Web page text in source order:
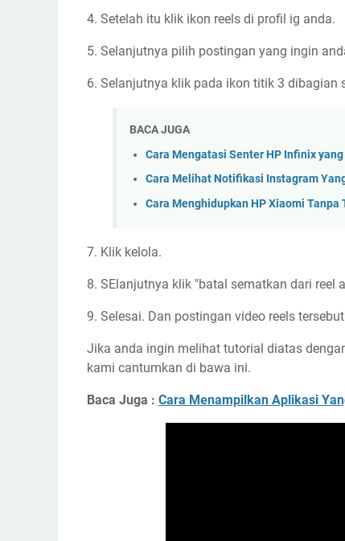
4. Setelah itu klik ikon reels di profil ig anda.
5. Selanjutnya pilih postingan yang ingin
6. Selanjutnya klik pada ikon titik 3 dibagian
BACA JUGA
Cara Mengatasi Senter HP Infinix
Cara Melihat Notifikasi Instagram
Cara Menghidupkan HP Xiaomi
7. Klik kelola.
8. SElanjutnya klik "batal sematkan dari reel
9. Selesai. Dan postingan video reels
Jika anda ingin melihat tutorial diatas
kami cantumkan di bawa ini.
Baca Juga : Cara Menampilkan Aplikasi